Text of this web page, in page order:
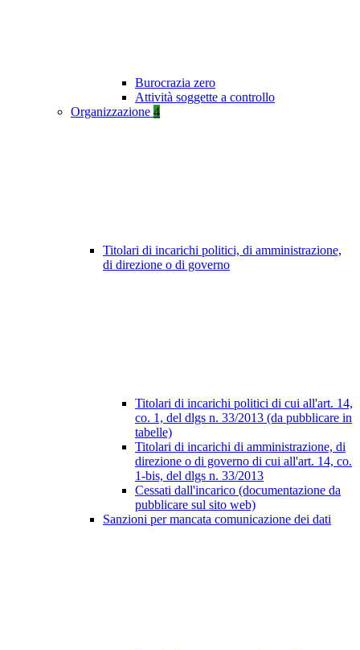
Burocrazia zero
Attività soggette a controllo
Organizzazione 4
Titolari di incarichi politici, di amministrazione,
di direzione o di governo
Titolari di incarichi politici di cui all'art. 14,
co. 1, del dlgs n. 33/2013 (da pubblicare in
tabelle)
Titolari di incarichi di amministrazione, di
direzione o di governo di cui all'art. 14, co.
1-bis, del dlgs n. 33/2013
Cessati dall'incarico (documentazione da
pubblicare sul sito web)
Sanzioni per mancata comunicazione dei dati